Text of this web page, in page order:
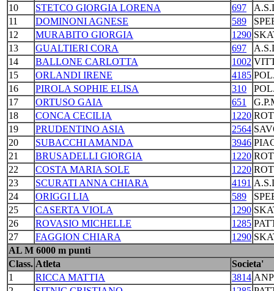
10
STETCO GIORGIA LORENA 697
11
DOMINONI AGNESE 589
12
MURABITO GIORGIA 1290
13
GUALTIERI CORA 697
14
BALLONE CARLOTTA 1002
15
ORLANDI IRENE 4185
16
PIROLA SOPHIE ELISA 310
17
ORTUSO GAIA 651
18
CONCA CECILIA 1220
19
PRUDENTINO ASIA 2564
20
SUBACCHI AMANDA 3946
21
BRUSADELLI GIORGIA 1220
22
COSTA MARIA SOLE 1220
23
SCURATI ANNA CHIARA 4191
24
ORIGGI LIA 589
25
CASERTA VIOLA 1290
26
ROVASIO MICHELLE 1285
27
FAGGION CHIARA 1290
AL M 6000 m punti
Class. Atleta
Societa'
1
RICCA MATTIA 3814